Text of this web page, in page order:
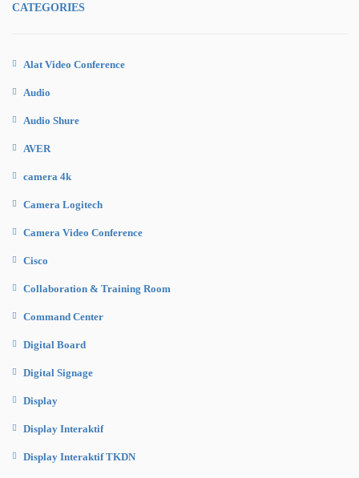
CATEGORIES
Alat Video Conference
Audio
Audio Shure
AVER
camera 4k
Camera Logitech
Camera Video Conference
Cisco
Collaboration & Training Room
Command Center
Digital Board
Digital Signage
Display
Display Interaktif
Display Interaktif TKDN